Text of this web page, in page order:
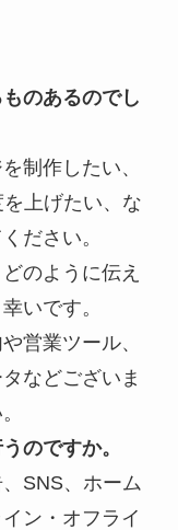
のあるのでし
制作したい、
上げたい、な
ださい。
のように伝え
いです。
営業ツール、
などございま
のですか。
SNS、ホーム
ン・オフライ